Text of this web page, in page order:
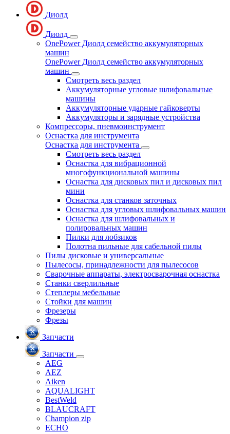
Диолд
Диолд
OnePower Диолд семейство аккумуляторных
машин
OnePower Диолд семейство аккумуляторных
машин
Смотреть весь раздел
Аккумуляторные угловые шлифовальные
машины
Аккумуляторные ударные гайковерты
Аккумуляторы и зарядные устройства
Компрессоры, пневмоинструмент
Оснастка для инструмента
Оснастка для инструмента
Смотреть весь раздел
Оснастка для вибрационной
многофункциональной машины
Оснастка для дисковых пил и дисковых пил
мини
Оснастка для станков заточных
Оснастка для угловых шлифовальных машин
Оснастка для шлифовальных и
полировальных машин
Пилки для лобзиков
Полотна пильные для сабельной пилы
Пилы дисковые и универсальные
Пылесосы, принадлежности для пылесосов
Сварочные аппараты, электросварочная оснастка
Станки сверлильные
Степлеры мебельные
Стойки для машин
Фрезеры
Фрезы
Запчасти
Запчасти
AEG
AEZ
Aiken
AQUALIGHT
BestWeld
BLAUCRAFT
Champion zip
ECHO